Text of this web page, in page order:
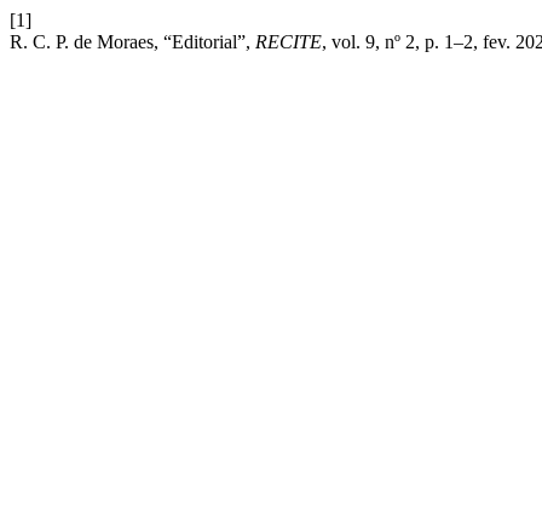
[1]
R. C. P. de Moraes, “Editorial”, RECITE, vol. 9, nº 2, p. 1–2, fev.